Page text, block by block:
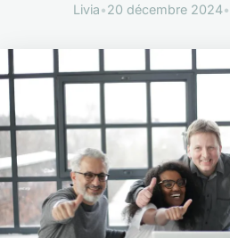
Livia•20 décembre 2024•